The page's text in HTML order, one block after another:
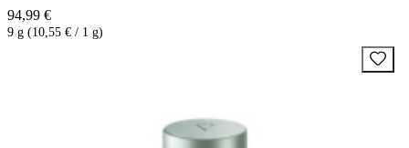
94,99 €
9 g (10,55 € / 1 g)